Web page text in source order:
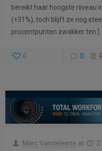
bereikt haar hoogste niveau
(+31%), toch blijft ze nog
procentpunten zwakker ten
0 0
Marc Vandeleene at